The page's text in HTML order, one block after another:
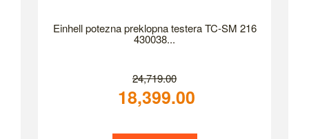
Einhell potezna preklopna testera TC-SM 216
430038...
24,719.00
18,399.00